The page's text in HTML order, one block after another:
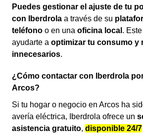
Puedes gestionar el ajuste de tu
con Iberdrola a través de su
teléfono o en una oficina local .
ayudarte a optimizar tu consumo y
innecesarios.
¿Cómo contactar con Iberdrola
Arcos?
Si tu hogar o negocio en Arcos ha
avería eléctrica, Iberdrola ofrece un
asistencia gratuito, disponible 24/7